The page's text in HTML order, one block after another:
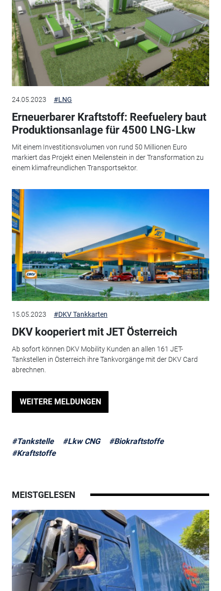
24.05.2023 #LNG
Erneuerbarer Kraftstoff: Reefuelery baut
Produktionsanlage für 4500 LNG-Lkw
Mit einem Investitionsvolumen von rund 50 Millionen Euro
markiert das Projekt einen Meilenstein in der Transformation zu
einem klimafreundlichen Transportsektor.
15.05.2023 #DKV Tankkarten
DKV kooperiert mit JET Österreich
Ab sofort können DKV Mobility Kunden an allen 161 JET-
Tankstellen in Österreich ihre Tankvorgänge mit der DKV Card
abrechnen.
WEITERE MELDUNGEN
#Tankstelle #Lkw CNG
#Biokraftstoffe
#Kraftstoffe
MEISTGELESEN